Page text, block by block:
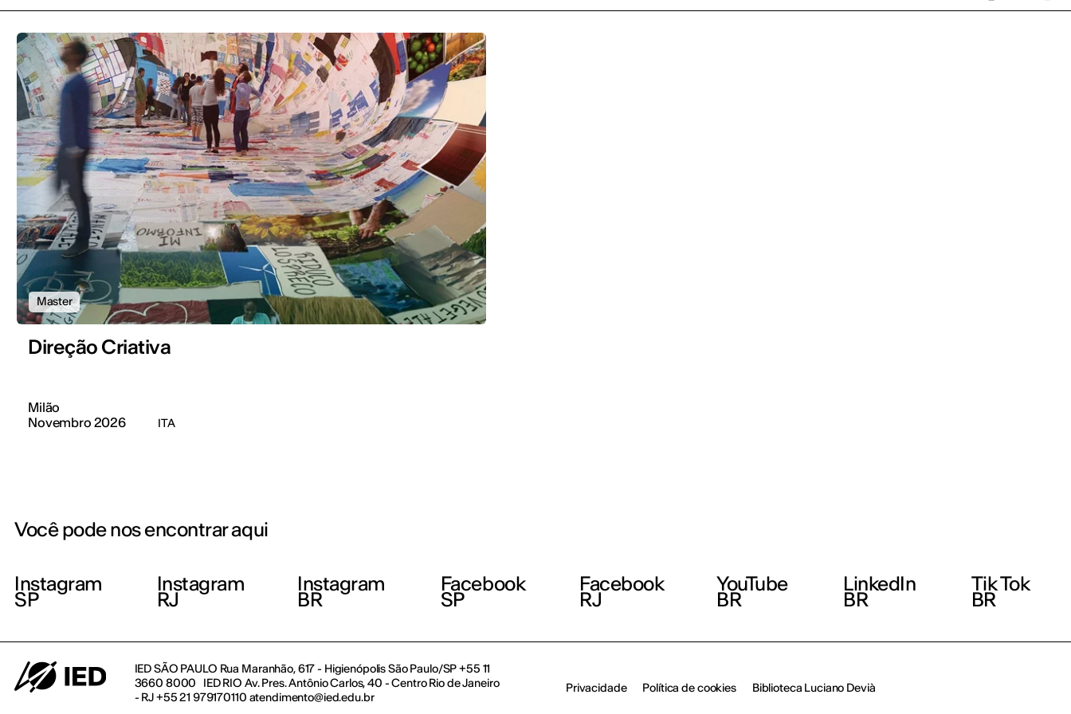
Master
Direção Criativa
Milão
Novembro 2026
ITA
Você pode nos encontrar aqui
Instagram
SP
Instagram
RJ
Instagram
BR
Facebook
SP
Facebook
RJ
YouTube
BR
LinkedIn
BR
Tik Tok
BR
IED SÃO PAULO Rua Maranhão, 617 - Higienópolis São Paulo/SP +55 11
3660 8000 IED RIO Av. Pres. Antônio Carlos, 40 - Centro Rio de Janeiro
- RJ +55 21 979170110 atendimento@ied.edu.br
Privacidade Política de cookies Biblioteca Luciano Devià